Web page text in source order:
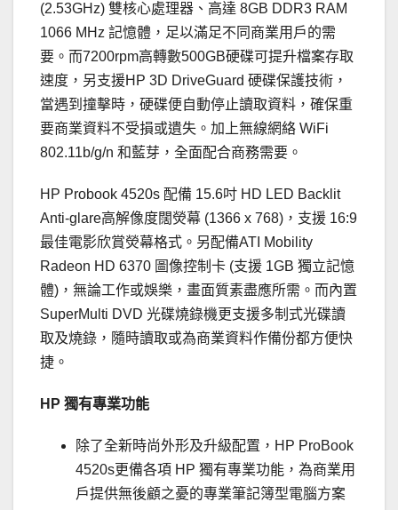
(2.53GHz) 雙核心處理器、高達 8GB DDR3 RAM
1066 MHz 記憶體，足以滿足不同商業用戶的需
要。而7200rpm高轉數500GB硬碟可提升檔案存取
速度，另支援HP 3D DriveGuard 硬碟保護技術，
當遇到撞擊時，硬碟便自動停止讀取資料，確保重
要商業資料不受損或遺失。加上無線網絡 WiFi
802.11b/g/n 和藍芽，全面配合商務需要。
HP Probook 4520s 配備 15.6吋 HD LED Backlit
Anti-glare高解像度闊熒幕 (1366 x 768)，支援 16:9
最佳電影欣賞熒幕格式。另配備ATI Mobility
Radeon HD 6370 圖像控制卡 (支援 1GB 獨立記憶
體)，無論工作或娛樂，畫面質素盡應所需。而內置
SuperMulti DVD 光碟燒錄機更支援多制式光碟讀
取及燒錄，隨時讀取或為商業資料作備份都方便快
捷。
HP 獨有專業功能
除了全新時尚外形及升級配置，HP ProBook
4520s更備各項 HP 獨有專業功能，為商業用
戶提供無後顧之憂的專業筆記簿型電腦方案